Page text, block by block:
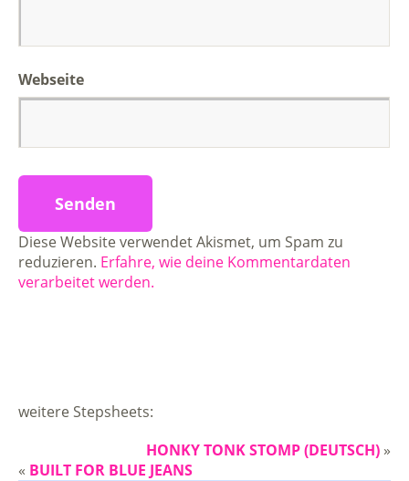
Webseite
Diese Website verwendet Akismet, um Spam zu
reduzieren. Erfahre, wie deine Kommentardaten
verarbeitet werden.
weitere Stepsheets:
HONKY TONK STOMP (DEUTSCH) »
« BUILT FOR BLUE JEANS